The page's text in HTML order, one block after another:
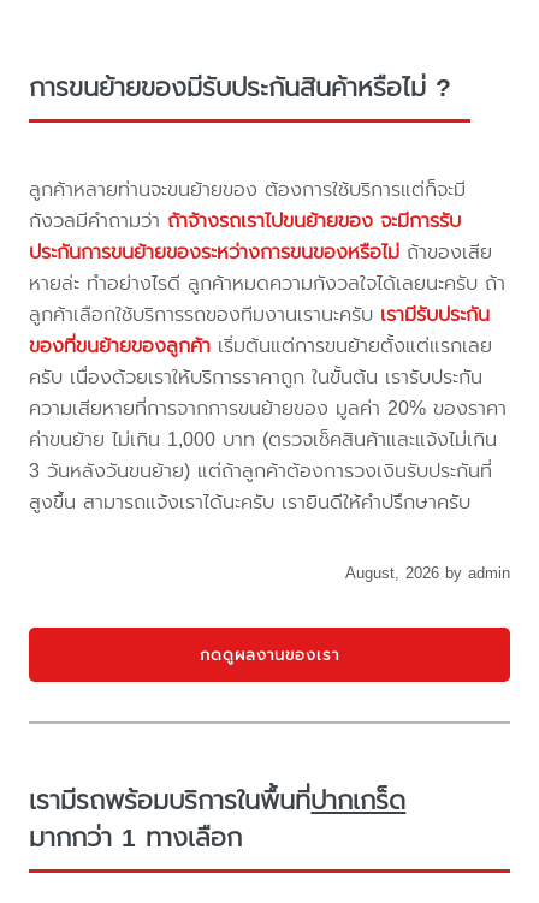
การขนย้ายของมีรับประกันสินค้าหรือไม่ ?
ลูกค้าหลายท่านจะขนย้ายของ ต้องการใช้บริการแต่ก็จะมี
กังวลมีคำถามว่า ถ้าจ้างรถเราไปขนย้ายของ จะมีการรับ
ประกันการขนย้ายของระหว่างการขนของหรือไม่ ถ้าของเสีย
หายล่ะ ทำอย่างไรดี ลูกค้าหมดความกังวลใจได้เลยนะครับ ถ้า
ลูกค้าเลือกใช้บริการรถของทีมงานเรานะครับ เรามีรับประกัน
ของที่ขนย้ายของลูกค้า เริ่มต้นแต่การขนย้ายตั้งแต่แรกเลย
ครับ เนื่องด้วยเราให้บริการราคาถูก ในขั้นต้น เรารับประกัน
ความเสียหายที่การจากการขนย้ายของ มูลค่า 20% ของราคา
ค่าขนย้าย ไม่เกิน 1,000 บาท (ตรวจเช็คสินค้าและแจ้งไม่เกิน
3 วันหลังวันขนย้าย) แต่ถ้าลูกค้าต้องการวงเงินรับประกันที่
สูงขึ้น สามารถแจ้งเราได้นะครับ เรายินดีให้คำปรึกษาครับ
August, 2026 by admin
กดดูผลงานของเรา
เรามีรถพร้อมบริการในพื้นที่ปากเกร็ด
มากกว่า 1 ทางเลือก